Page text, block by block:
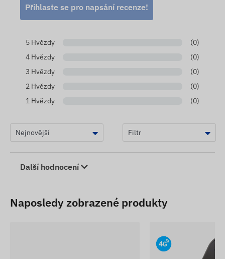
Přihlaste se pro napsání recenze!
5 Hvězdy
(0)
4 Hvězdy
(0)
3 Hvězdy
(0)
2 Hvězdy
(0)
1 Hvězdy
(0)
Další hodnocení
Naposledy zobrazené produkty